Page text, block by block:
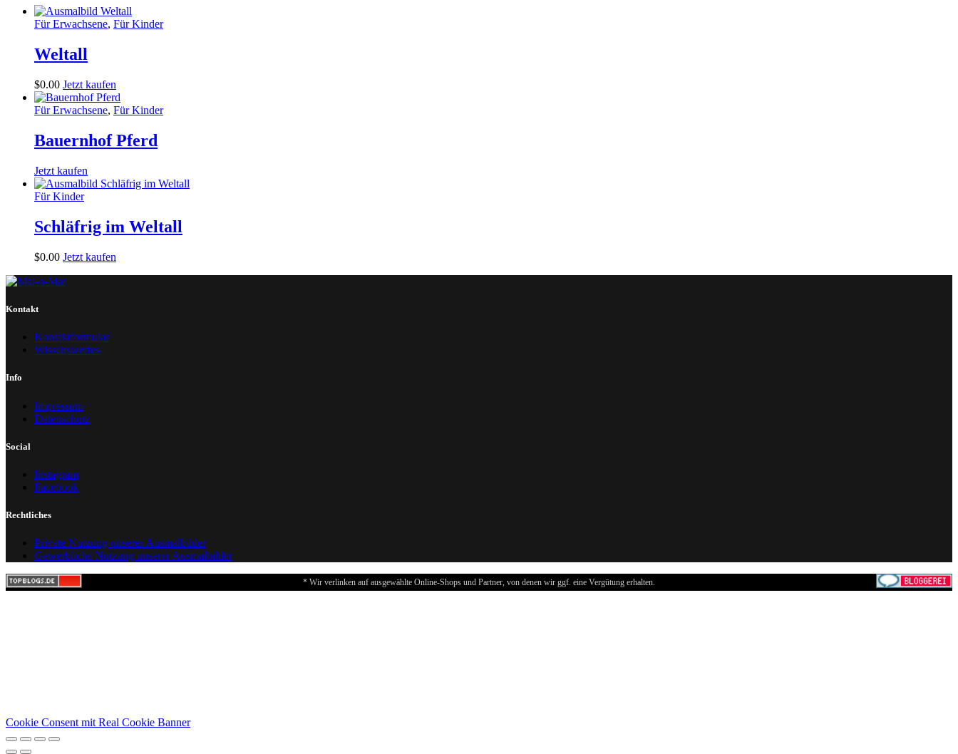
Für Erwachsene, Für Kinder
Weltall
$0.00 Jetzt kaufen
Für Erwachsene, Für Kinder
Bauernhof Pferd
Jetzt kaufen
Für Kinder
Schläfrig im Weltall
$0.00 Jetzt kaufen
Kontakt
Kontaktformular
Wissenswertes
Info
Impressum
Datenschutz
Social
Instagram
Facebook
Rechtliches
Private Nutzung unserer Ausmalbilder
Gewerbliche Nutzung unserer Ausmalbilder
* Wir verlinken auf ausgewählte Online-Shops und Partner, von denen wir ggf. eine Vergütung erhalten.
Cookie Consent mit Real Cookie Banner